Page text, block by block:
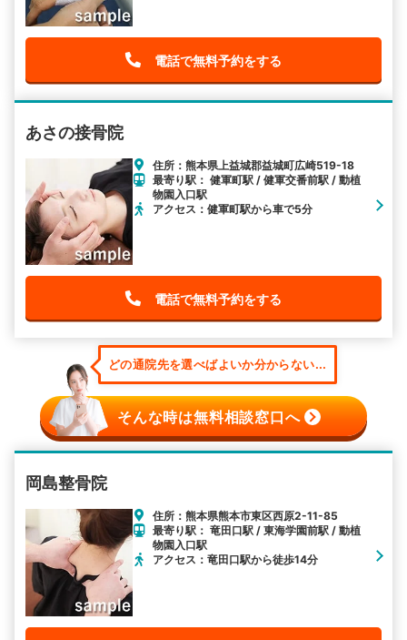
電話で無料予約をする
あさの接骨院
住所：熊本県上益城郡益城町広崎519-18
最寄り駅： 健軍町駅 / 健軍交番前駅 / 動植
物園入口駅
アクセス：健軍町駅から車で5分
電話で無料予約をする
どの通院先を選べばよいか分からない...
そんな時は無料相談窓口へ
岡島整骨院
住所：熊本県熊本市東区西原2-11-85
最寄り駅： 竜田口駅 / 東海学園前駅 / 動植
物園入口駅
アクセス：竜田口駅から徒歩14分